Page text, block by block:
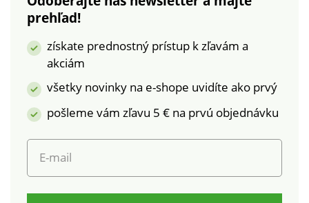
doporučujeme sušiť
voľne na vzduchu.
prehľad!
získate prednostný prístup k zľavám a
akciám
všetky novinky na e-shope uvidíte ako prvý
pošleme vám zľavu 5 € na prvú objednávku
E-mail